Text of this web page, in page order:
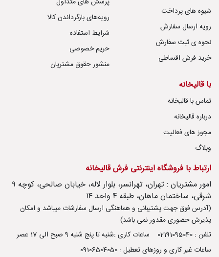
شیوه های پرداخت
رویه ارسال سفارش
نحوه ی ثبت سفارش
خرید فرش اقساطی
رویه‌های بازگرداندن کالا
شرایط استفاده
حریم خصوصی
منشور حقوق مشتریان
با قالیخانه
تماس با قالیخانه
درباره قالیخانه
مجوز های فعالیت
وبلاگ
ارتباط با فروشگاه اینترنتی فرش قالیخانه
امور مشتریان : تهران، تهرانسر، بلوار لاله، خیابان صالحی، کوچه ۹
شرقی، ساختمان ماهان، طبقه ۴ واحد ۱۴
(آدرس فوق جهت پشتیبانی و هماهنگی ارسال سفارشات میباشد و امکان
پذیرش حضوری مقدور نمی باشد)
تلفن : 02191095040
ساعات کاری :شنبه تا پنج شنبه 9 صبح الی 17 عصر
ساعات غیر کاری و روزهای تعطیل : 09106504050